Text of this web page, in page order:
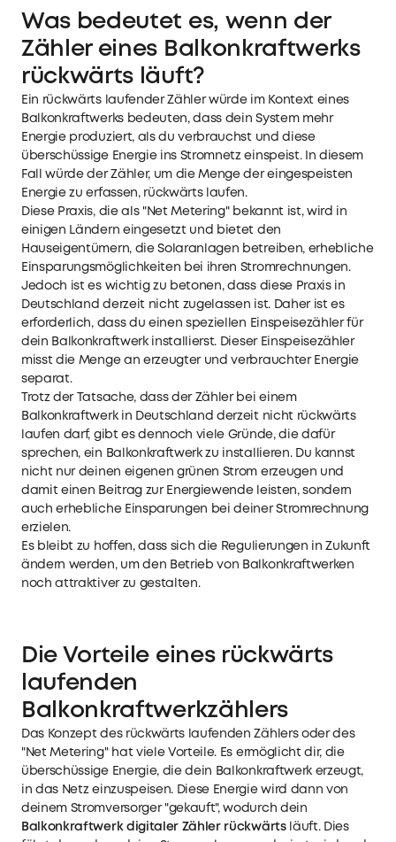
Was bedeutet es, wenn der
Zähler eines Balkonkraftwerks
rückwärts läuft?
Ein rückwärts laufender Zähler würde im Kontext eines
Balkonkraftwerks bedeuten, dass dein System mehr
Energie produziert, als du verbrauchst und diese
überschüssige Energie ins Stromnetz einspeist. In diesem
Fall würde der Zähler, um die Menge der eingespeisten
Energie zu erfassen, rückwärts laufen.
Diese Praxis, die als "Net Metering" bekannt ist, wird in
einigen Ländern eingesetzt und bietet den
Hauseigentümern, die Solaranlagen betreiben, erhebliche
Einsparungsmöglichkeiten bei ihren Stromrechnungen.
Jedoch ist es wichtig zu betonen, dass diese Praxis in
Deutschland derzeit nicht zugelassen ist. Daher ist es
erforderlich, dass du einen speziellen Einspeisezähler für
dein Balkonkraftwerk installierst. Dieser Einspeisezähler
misst die Menge an erzeugter und verbrauchter Energie
separat.
Trotz der Tatsache, dass der Zähler bei einem
Balkonkraftwerk in Deutschland derzeit nicht rückwärts
laufen darf, gibt es dennoch viele Gründe, die dafür
sprechen, ein Balkonkraftwerk zu installieren. Du kannst
nicht nur deinen eigenen grünen Strom erzeugen und
damit einen Beitrag zur Energiewende leisten, sondern
auch erhebliche Einsparungen bei deiner Stromrechnung
erzielen.
Es bleibt zu hoffen, dass sich die Regulierungen in Zukunft
ändern werden, um den Betrieb von Balkonkraftwerken
noch attraktiver zu gestalten.
Die Vorteile eines rückwärts
laufenden
Balkonkraftwerkzählers
Das Konzept des rückwärts laufenden Zählers oder des
"Net Metering" hat viele Vorteile. Es ermöglicht dir, die
überschüssige Energie, die dein Balkonkraftwerk erzeugt,
in das Netz einzuspeisen. Diese Energie wird dann von
deinem Stromversorger "gekauft", wodurch dein
Balkonkraftwerk digitaler Zähler rückwärtsläuft. Dies